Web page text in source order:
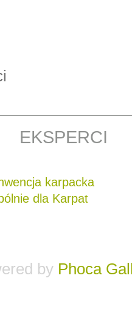
EKSPERCI
karpacka
dla Karpat
by Phoca